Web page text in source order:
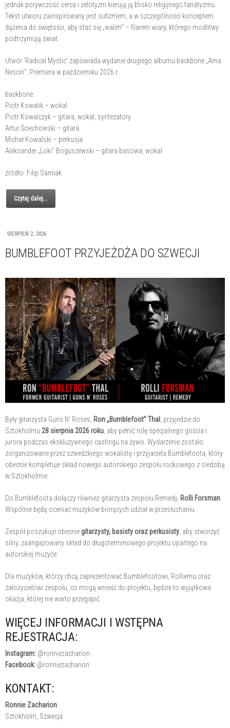
jednak porywczość serca i zelotyzm kierują ją blisko religijnego fanatyzmu.
Tekst utworu zainspirowany jest sufizmem, a w szczególności konceptem
dążenia do świętości, aby stać się „walim" – filarem wiary, którego modlitwy
podtrzymują świat.
Utwór 'Radical Mystic' zapowiada wydanie drugiego albumu backbone „Ama
Nesciri". Premiera w październiku 2026 r.
backbone:
Piotr Kowalik – wokal
Piotr Kowalczyk – gitara, wokal, syntezatory
Artur Ściechowski – gitara
Michał Kowalski – perkusja
Aleksander „Loki" Boguszewski – gitara basowa, wokal
źródło: Filip Sarniak
Czytaj dalej...
SIERPIEŃ 2, 2026
BUMBLEFOOT PRZYJEŻDŻA DO SZWECJI
Były gitarzysta Guns N' Roses, Ron „Bumblefoot” Thal
, przyjedzie do
Sztokholmu 28 sierpnia 2026 roku , aby pełnić rolę specjalnego gościa i
jurora podczas ekskluzywnego castingu na żywo. Wydarzenie zostało
zorganizowane przez szwedzkiego wokalistę i przyjaciela Bumblefoota, który
obecnie kompletuje skład nowego autorskiego zespołu rockowego z siedzibą
w Sztokholmie.
Do Bumblefoota dołączy również gitarzysta zespołu Remedy, Rolli Forsman
Wspólnie będą oceniać muzyków biorących udział w przesłuchaniu.
Zespół poszukuje obecniegitarzysty, basisty oraz perkusisty , aby stworzyć
silny, zaangażowany skład do długoterminowego projektu opartego na
autorskiej muzyce.
Dla muzyków, którzy chcą zaprezentować Bumblefootowi, Rolliemu oraz
założycielowi zespołu, co mogą wnieść do projektu, będzie to wyjątkowa
okazja, której nie warto przegapić.
WIĘCEJ INFORMACJI I WSTĘPNA
REJESTRACJA:
Instagram: @ronniezacharion
Facebook: @ronniezacharion
KONTAKT:
Ronnie Zacharion
Sztokholm, Szwecja